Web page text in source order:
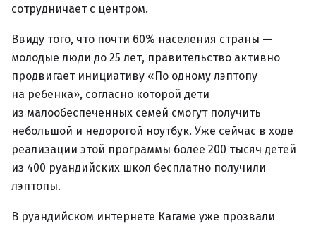
сотрудничает с центром.
Ввиду того, что почти 60% населения страны —
молодые люди до 25 лет, правительство активно
продвигает инициативу «По одному лэптопу
на ребенка», согласно которой дети
из малообеспеченных семей смогут получить
небольшой и недорогой ноутбук. Уже сейчас в ходе
реализации этой программы более 200 тысяч детей
из 400 руандийских школ бесплатно получили
лэптопы.
В руандийском интернете Кагаме уже прозвали